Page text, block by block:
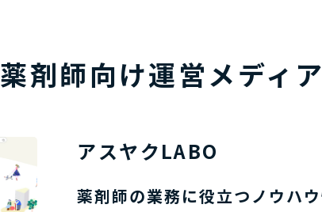
薬剤師向け運営メディ
アスヤクLABO
薬剤師の業務に役立つノウハ